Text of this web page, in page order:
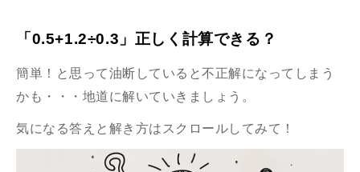
「0.5+1.2÷0.3」正しく計算できる？
簡単！と思って油断していると不正解になってしまう
かも・・・地道に解いていきましょう。
気になる答えと解き方はスクロールしてみて！